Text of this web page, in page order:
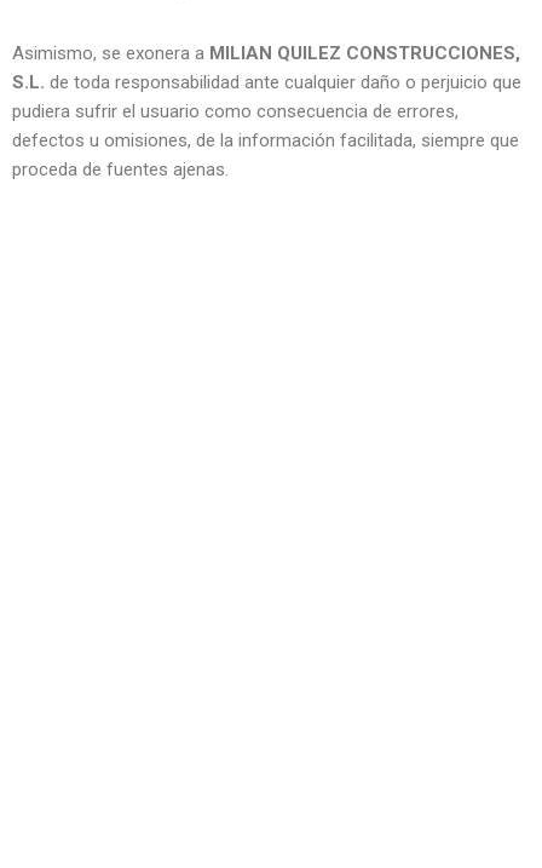
Asimismo, se exonera a MILIAN QUILEZ CONSTRUCCIONES,
S.L. de toda responsabilidad ante cualquier daño o perjuicio que
pudiera sufrir el usuario como consecuencia de errores,
defectos u omisiones, de la información facilitada, siempre que
proceda de fuentes ajenas.